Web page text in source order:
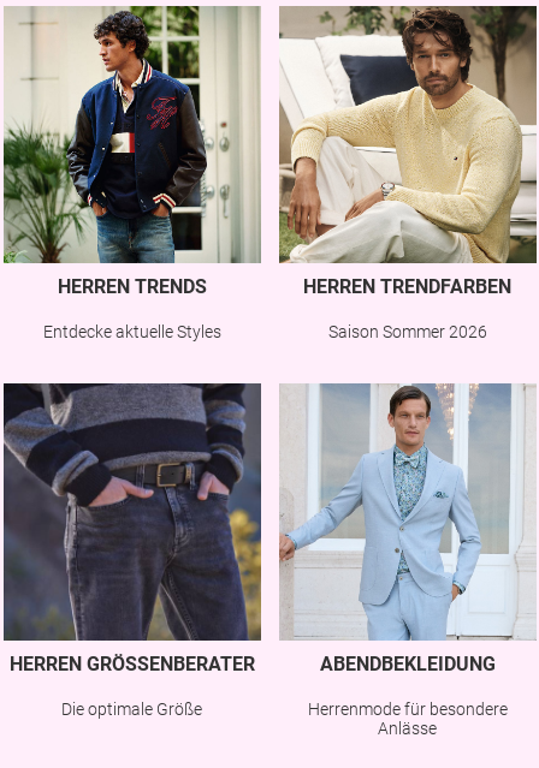
HERREN TRENDS
Entdecke aktuelle Styles
HERREN TRENDFARBEN
Saison Sommer 2026
HERREN GRÖSSENBERATER
Die optimale Größe
ABENDBEKLEIDUNG
Herrenmode für besondere
Anlässe